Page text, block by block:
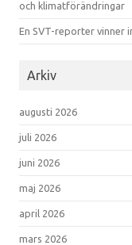
och klimatförändringar
En SVT-reporter vinner
Arkiv
augusti 2026
juli 2026
juni 2026
maj 2026
april 2026
mars 2026